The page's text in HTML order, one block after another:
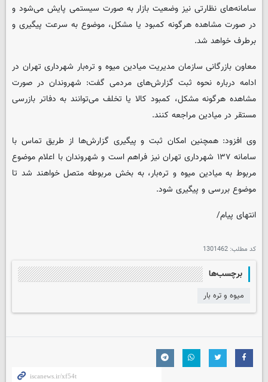
سامانه‌های نظارتی نیز وضعیت بازار به صورت سیستمی پایش می‌شود و
در صورت مشاهده هرگونه کمبود یا مشکل، موضوع به سرعت پیگیری و
برطرف خواهد شد.
معاون بازرگانی سازمان مدیریت میادین میوه و تره‌بار شهرداری تهران در
ادامه درباره نحوه ثبت گزارش‌های مردمی گفت: شهروندان در صورت
مشاهده هرگونه مشکل، کمبود کالا یا تخلف می‌توانند به دفاتر بازرسی
مستقر در میادین مراجعه کنند.
وی افزود: همچنین امکان ثبت و پیگیری گزارش‌ها از طریق تماس با
سامانه ۱۳۷ شهرداری تهران نیز فراهم است و شهروندان با اعلام موضوع
مربوط به میادین میوه و تره‌بار، به بخش مربوطه متصل خواهند شد تا
موضوع بررسی و پیگیری شود.
انتهای پیام/
کد مطلب: 1301462
برچسب‌ها
میوه و تره بار